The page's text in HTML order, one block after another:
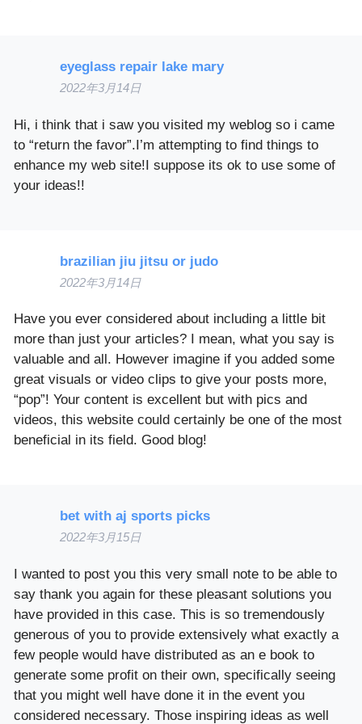
eyeglass repair lake mary
2022年3月14日
Hi, i think that i saw you visited my weblog so i came
to “return the favor”.I’m attempting to find things to
enhance my web site!I suppose its ok to use some of
your ideas!!
brazilian jiu jitsu or judo
2022年3月14日
Have you ever considered about including a little bit
more than just your articles? I mean, what you say is
valuable and all. However imagine if you added some
great visuals or video clips to give your posts more,
“pop”! Your content is excellent but with pics and
videos, this website could certainly be one of the most
beneficial in its field. Good blog!
bet with aj sports picks
2022年3月15日
I wanted to post you this very small note to be able to
say thank you again for these pleasant solutions you
have provided in this case. This is so tremendously
generous of you to provide extensively what exactly a
few people would have distributed as an e book to
generate some profit on their own, specifically seeing
that you might well have done it in the event you
considered necessary. Those inspiring ideas as well